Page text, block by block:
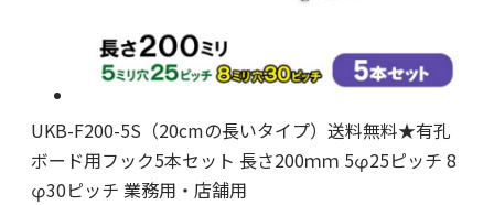
UKB-F200-5S（20cmの長いタイプ）送料無料★有孔
ボード用フック5本セット 長さ200ｍｍ 5φ25ピッチ 8
φ30ピッチ 業務用・店舗用